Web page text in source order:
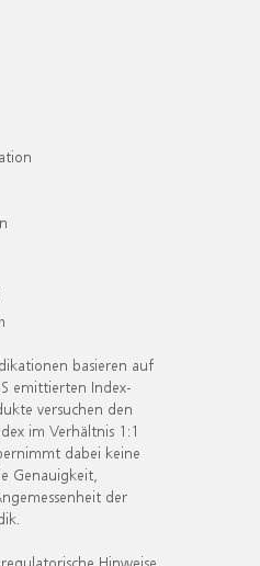
basieren auf
emittierten Index-
versuchen den
im Verhältnis 1:1
dabei keine
Genauigkeit,
der